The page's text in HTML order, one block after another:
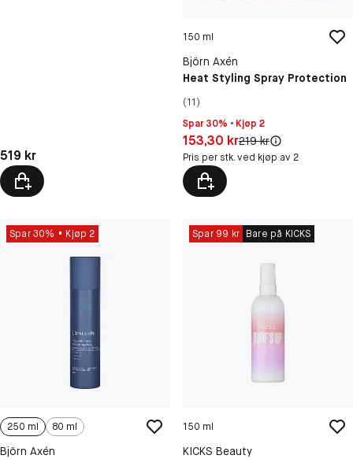
Pris: 519 kr
519 kr
150 ml
Björn Axén
Heat Styling Spray Protection
(11)
Spar 30% • Kjøp 2
Pris: 153,30 kr
153,30 krOriginal pris:
219 kr
Pris per stk. ved kjøp av 2
Spar 30% Kjøp 2
250 ml 80 ml
Björn Axén
Spar 99 kr Bare på KICKS
150 ml
KICKS Beauty